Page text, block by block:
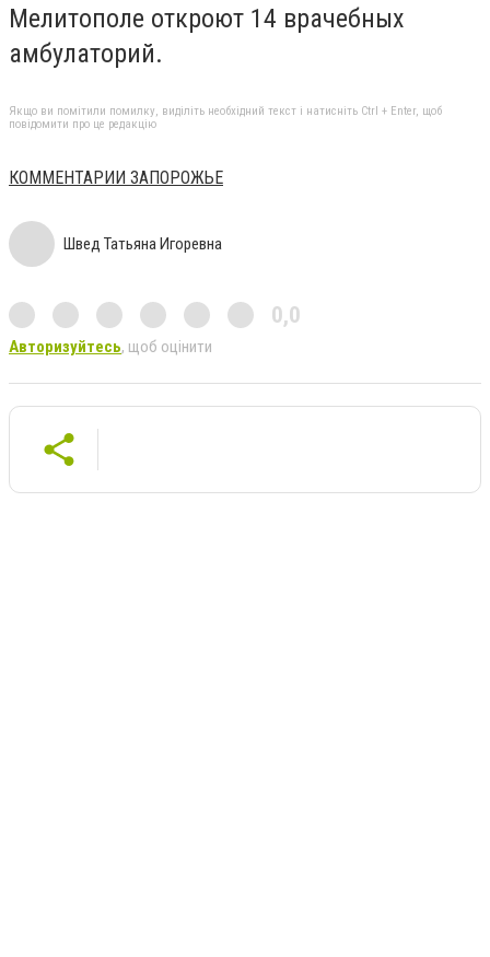
Мелитополе откроют 14 врачебных
амбулаторий.
Якщо ви помітили помилку, виділіть необхідний текст і натисніть Ctrl + Enter, щоб
повідомити про це редакцію
КОММЕНТАРИИ ЗАПОРОЖЬЕ
Швед Татьяна Игоревна
0,0
Авторизуйтесь, щоб оцінити